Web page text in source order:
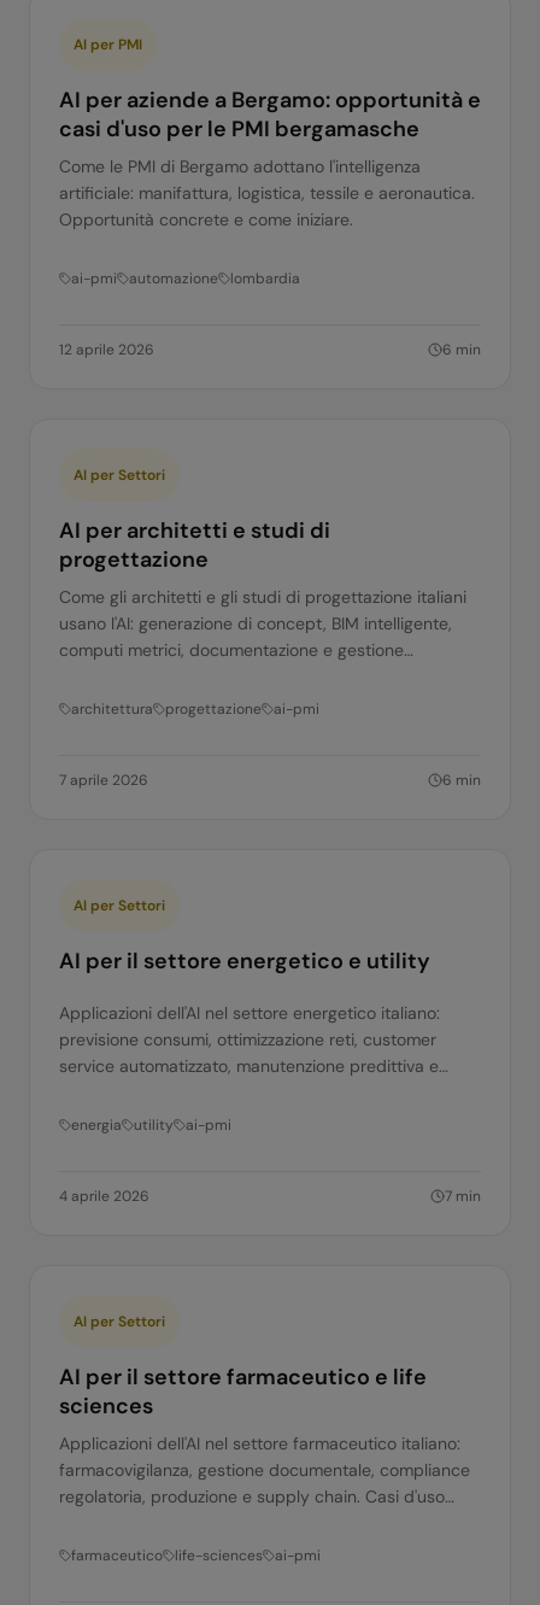
AI per PMI
AI per aziende a Bergamo: opportunità e
casi d'uso per le PMI bergamasche
Come le PMI di Bergamo adottano l'intelligenza
artificiale: manifattura, logistica, tessile e aeronautica.
Opportunità concrete e come iniziare.
ai-pmi automazione lombardia
12 aprile 2026 6 min
AI per Settori
AI per architetti e studi di
progettazione
Come gli architetti e gli studi di progettazione italiani
usano l'AI: generazione di concept, BIM intelligente,
computi metrici, documentazione e gestione
architettura progettazione ai-pmi
7 aprile 2026 6 min
AI per Settori
AI per il settore energetico e utility
Applicazioni dell'AI nel settore energetico italiano:
previsione consumi, ottimizzazione reti, customer
service automatizzato, manutenzione predittiva e
energia utility ai-pmi
4 aprile 2026 7 min
AI per Settori
AI per il settore farmaceutico e life
sciences
Applicazioni dell'AI nel settore farmaceutico italiano:
farmacovigilanza, gestione documentale, compliance
regolatoria, produzione e supply chain. Casi d'uso
farmaceutico life-sciences ai-pmi